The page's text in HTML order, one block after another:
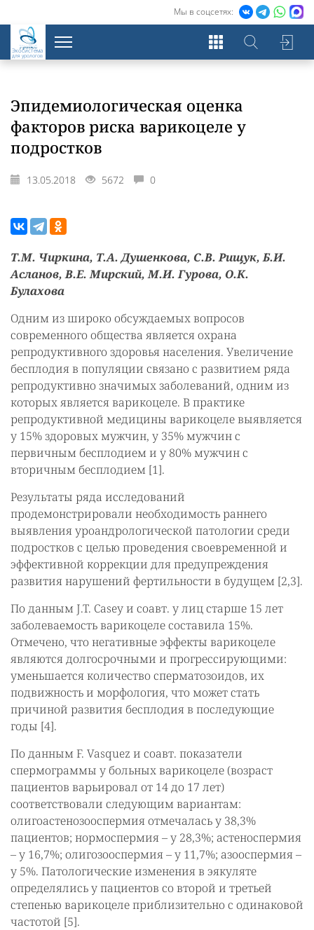
Мы в соцсетях:
Экосистема
для урологов
Эпидемиологическая оценка
факторов риска варикоцеле у
подростков
13.05.2018 5672 0
Т.М. Чиркина, Т.А. Душенкова, С.В. Рищук, Б.И.
Асланов, В.Е. Мирский, М.И. Гурова, О.К.
Булахова
Одним из широко обсуждаемых вопросов
современного общества является охрана
репродуктивного здоровья населения. Увеличение
бесплодия в популяции связано с развитием ряда
репродуктивно значимых заболеваний, одним из
которых является варикоцеле. В практике
репродуктивной медицины варикоцеле выявляется
у 15% здоровых мужчин, у 35% мужчин с
первичным бесплодием и у 80% мужчин с
вторичным бесплодием [1].
Результаты ряда исследований
продемонстрировали необходимость раннего
выявления уроандрологической патологии среди
подростков с целью проведения своевременной и
эффективной коррекции для предупреждения
развития нарушений фертильности в будущем [2,3].
По данным J.T. Casey и соавт. у лиц старше 15 лет
заболеваемость варикоцеле составила 15%.
Отмечено, что негативные эффекты варикоцеле
являются долгосрочными и прогрессирующими:
уменьшается количество сперматозоидов, их
подвижность и морфология, что может стать
причиной развития бесплодия в последующие
годы [4].
По данным F. Vasquez и соавт. показатели
спермограммы у больных варикоцеле (возраст
пациентов варьировал от 14 до 17 лет)
соответствовали следующим вариантам:
олигоастенозооспермия отмечалась у 38,3%
пациентов; нормоспермия – у 28,3%; астеноспермия
– у 16,7%; олигозооспермия – у 11,7%; азооспермия –
у 5%. Патологические изменения в эякуляте
определялись у пациентов со второй и третьей
степенью варикоцеле приблизительно с одинаковой
частотой [5].